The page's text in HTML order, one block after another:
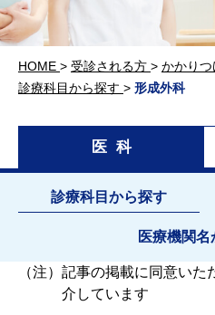
HOME > 受診される方 > かかりつ
診療科目から探す > 形成外科
医科
診療科目から探す
医療機関
（注） 記事の掲載に同意いた
介しています